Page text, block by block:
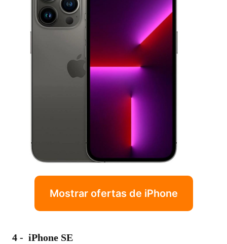
Mostrar ofertas de iPhone
4 - iPhone SE